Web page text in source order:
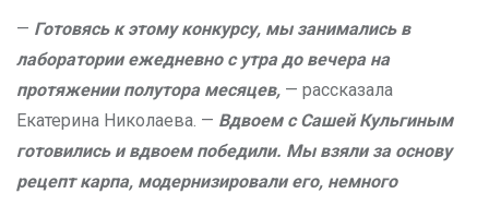
— Готовясь к этому конкурсу, мы занимались в
лаборатории ежедневно с утра до вечера на
протяжении полутора месяцев, — рассказала
Екатерина Николаева. — Вдвоем с Сашей Кульгиным
готовились и вдвоем победили. Мы взяли за основу
рецепт карпа, модернизировали его, немного